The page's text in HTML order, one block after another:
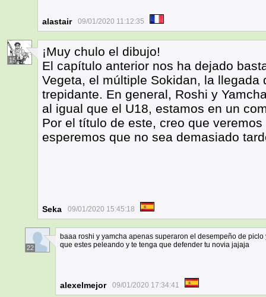
alastair 09/01/2020 11:12:35
15
¡Muy chulo el dibujo!
El capítulo anterior nos ha dejado
Vegeta, el múltiple Sokidan, la llegada
trepidante. En general, Roshi y
al igual que el U18, estamos en un
Por el título de este, creo que
esperemos que no sea demasiado
Seka 09/01/2020 15:45:18
22
baaa roshi y yamcha apenas superaron el desempeño de
que estes peleando y te tenga que defender tu novia jajaja
alexelmejor 09/01/2020 17:34:41